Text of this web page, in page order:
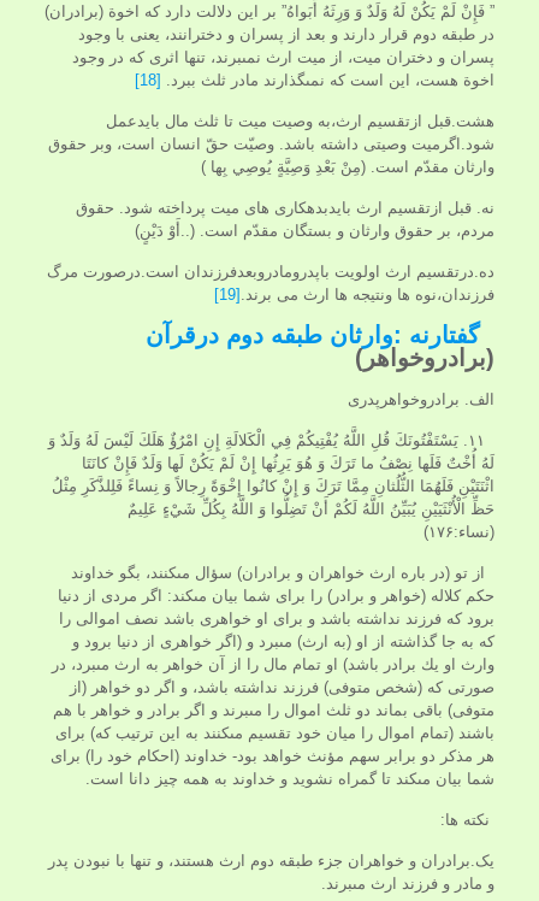
” فَإِنْ لَمْ يَكُنْ لَهُ وَلَدٌ وَ وَرِثَهُ أَبَواهُ” بر اين دلالت دارد كه اخوة (برادران)
در طبقه دوم قرار دارند و بعد از پسران و دخترانند، يعنى با وجود
پسران و دختران ميت، از ميت ارث نمى‏برند، تنها اثرى كه در وجود
اخوة هست، اين است كه نمى‏گذارند مادر ثلث ببرد. [18]
هشت.قبل ازتقسیم ارث،به وصیت میت تا ثلث مال بایدعمل
شود.اگرمیت وصیتی داشته باشد. وصيّت حقّ انسان است، وبر حقوق
وارثان مقدّم است. (مِنْ بَعْدِ وَصِيَّةٍ يُوصِي بِها )
نه. قبل ازتقسیم ارث بایدبدهکاری های میت پرداخته شود. حقوق
مردم، بر حقوق وارثان و بستگان مقدّم است. (..أَوْ دَيْنٍ)
ده.درتقسیم ارث اولویت باپدرومادروبعدفرزندان است.درصورت مرگ
فرزندان،نوه ها ونتیجه ها ارث می برند. [19]
گفتارنه :وارثان طبقه دوم درقرآن
(برادروخواهر)
الف. برادروخواهرپدری
۱۱. يَسْتَفْتُونَكَ قُلِ اللَّهُ يُفْتِيكُمْ فِي الْكَلالَةِ إِنِ امْرُؤٌ هَلَكَ لَيْسَ لَهُ وَلَدٌ وَ
لَهُ أُخْتٌ فَلَها نِصْفُ ما تَرَكَ وَ هُوَ يَرِثُها إِنْ لَمْ يَكُنْ لَها وَلَدٌ فَإِنْ كانَتَا
اثْنَتَيْنِ فَلَهُمَا الثُّلُثانِ مِمَّا تَرَكَ وَ إِنْ كانُوا إِخْوَةً رِجالاً وَ نِساءً فَلِلذَّكَرِ مِثْلُ
حَظِّ الْأُنْثَيَيْنِ يُبَيِّنُ اللَّهُ لَكُمْ أَنْ تَضِلُّوا وَ اللَّهُ بِكُلِّ شَيْ‏ءٍ عَلِيمٌ
(نساء:۱۷۶)
از تو (در باره ارث خواهران و برادران) سؤال مى‏كنند، بگو خداوند
حكم كلاله (خواهر و برادر) را براى شما بيان مى‏كند: اگر مردى از دنيا
برود كه فرزند نداشته باشد و براى او خواهرى باشد نصف اموالى را
كه به جا گذاشته از او (به ارث) مى‏برد و (اگر خواهرى از دنيا برود و
وارث او يك برادر باشد) او تمام مال را از آن خواهر به ارث مى‏برد، در
صورتى كه (شخص متوفى) فرزند نداشته باشد، و اگر دو خواهر (از
متوفى) باقى بماند دو ثلث اموال را مى‏برند و اگر برادر و خواهر با هم
باشند (تمام اموال را ميان خود تقسيم مى‏كنند به اين ترتيب كه) براى
هر مذكر دو برابر سهم مؤنث خواهد بود- خداوند (احكام خود را) براى
شما بيان مى‏كند تا گمراه نشويد و خداوند به همه چيز دانا است.
نکته ها:
یک.برادران و خواهران جزء طبقه دوم ارث هستند، و تنها با نبودن پدر
و مادر و فرزند ارث مى‏برند.